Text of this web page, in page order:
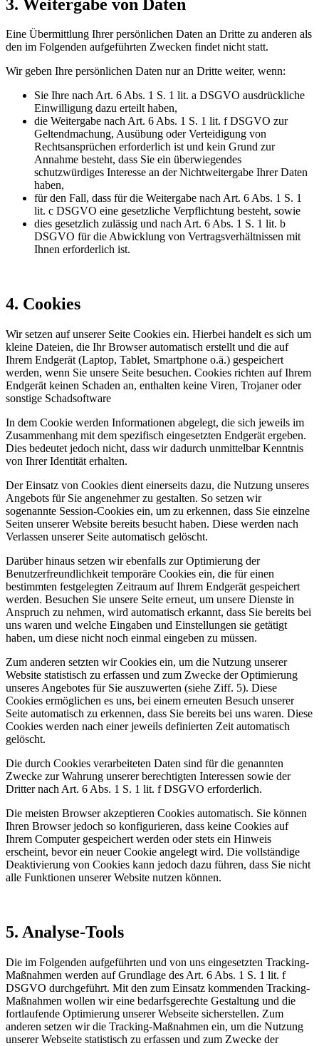
3. Weitergabe von Daten
Eine Übermittlung Ihrer persönlichen Daten an Dritte zu anderen als
den im Folgenden aufgeführten Zwecken findet nicht statt.
Wir geben Ihre persönlichen Daten nur an Dritte weiter, wenn:
Sie Ihre nach Art. 6 Abs. 1 S. 1 lit. a DSGVO ausdrückliche
Einwilligung dazu erteilt haben,
die Weitergabe nach Art. 6 Abs. 1 S. 1 lit. f DSGVO zur
Geltendmachung, Ausübung oder Verteidigung von
Rechtsansprüchen erforderlich ist und kein Grund zur
Annahme besteht, dass Sie ein überwiegendes
schutzwürdiges Interesse an der Nichtweitergabe Ihrer Daten
haben,
für den Fall, dass für die Weitergabe nach Art. 6 Abs. 1 S. 1
lit. c DSGVO eine gesetzliche Verpflichtung besteht, sowie
dies gesetzlich zulässig und nach Art. 6 Abs. 1 S. 1 lit. b
DSGVO für die Abwicklung von Vertragsverhältnissen mit
Ihnen erforderlich ist.
4. Cookies
Wir setzen auf unserer Seite Cookies ein. Hierbei handelt es sich um
kleine Dateien, die Ihr Browser automatisch erstellt und die auf
Ihrem Endgerät (Laptop, Tablet, Smartphone o.ä.) gespeichert
werden, wenn Sie unsere Seite besuchen. Cookies richten auf Ihrem
Endgerät keinen Schaden an, enthalten keine Viren, Trojaner oder
sonstige Schadsoftware
In dem Cookie werden Informationen abgelegt, die sich jeweils im
Zusammenhang mit dem spezifisch eingesetzten Endgerät ergeben.
Dies bedeutet jedoch nicht, dass wir dadurch unmittelbar Kenntnis
von Ihrer Identität erhalten.
Der Einsatz von Cookies dient einerseits dazu, die Nutzung unseres
Angebots für Sie angenehmer zu gestalten. So setzen wir
sogenannte Session-Cookies ein, um zu erkennen, dass Sie einzelne
Seiten unserer Website bereits besucht haben. Diese werden nach
Verlassen unserer Seite automatisch gelöscht.
Darüber hinaus setzen wir ebenfalls zur Optimierung der
Benutzerfreundlichkeit temporäre Cookies ein, die für einen
bestimmten festgelegten Zeitraum auf Ihrem Endgerät gespeichert
werden. Besuchen Sie unsere Seite erneut, um unsere Dienste in
Anspruch zu nehmen, wird automatisch erkannt, dass Sie bereits bei
uns waren und welche Eingaben und Einstellungen sie getätigt
haben, um diese nicht noch einmal eingeben zu müssen.
Zum anderen setzten wir Cookies ein, um die Nutzung unserer
Website statistisch zu erfassen und zum Zwecke der Optimierung
unseres Angebotes für Sie auszuwerten (siehe Ziff. 5). Diese
Cookies ermöglichen es uns, bei einem erneuten Besuch unserer
Seite automatisch zu erkennen, dass Sie bereits bei uns waren. Diese
Cookies werden nach einer jeweils definierten Zeit automatisch
gelöscht.
Die durch Cookies verarbeiteten Daten sind für die genannten
Zwecke zur Wahrung unserer berechtigten Interessen sowie der
Dritter nach Art. 6 Abs. 1 S. 1 lit. f DSGVO erforderlich.
Die meisten Browser akzeptieren Cookies automatisch. Sie können
Ihren Browser jedoch so konfigurieren, dass keine Cookies auf
Ihrem Computer gespeichert werden oder stets ein Hinweis
erscheint, bevor ein neuer Cookie angelegt wird. Die vollständige
Deaktivierung von Cookies kann jedoch dazu führen, dass Sie nicht
alle Funktionen unserer Website nutzen können.
5. Analyse-Tools
Die im Folgenden aufgeführten und von uns eingesetzten Tracking-
Maßnahmen werden auf Grundlage des Art. 6 Abs. 1 S. 1 lit. f
DSGVO durchgeführt. Mit den zum Einsatz kommenden Tracking-
Maßnahmen wollen wir eine bedarfsgerechte Gestaltung und die
fortlaufende Optimierung unserer Webseite sicherstellen. Zum
anderen setzen wir die Tracking-Maßnahmen ein, um die Nutzung
unserer Webseite statistisch zu erfassen und zum Zwecke der